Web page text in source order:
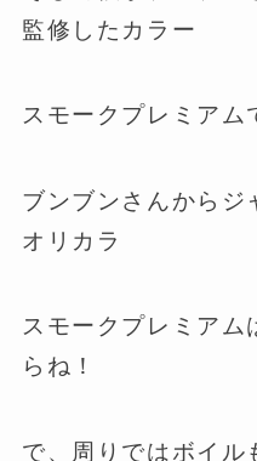
監修したカラー
スモークプレミアム
ブンブンさんからジ
オリカラ
スモークプレミアム
らね！
で、周りではボイル